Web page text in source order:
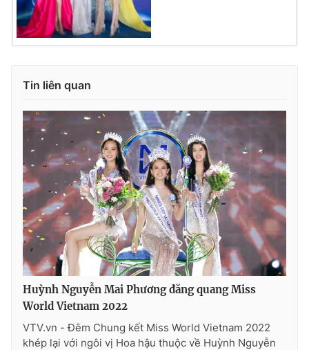
Tin liên quan
Huỳnh Nguyễn Mai Phương đăng quang Miss
World Vietnam 2022
VTV.vn - Đêm Chung kết Miss World Vietnam 2022
khép lại với ngôi vị Hoa hậu thuộc về Huỳnh Nguyễn